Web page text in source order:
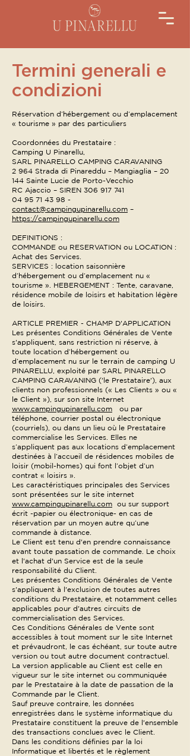
Termini generali e
condizioni
Réservation d’hébergement ou d’emplacement
« tourisme » par des particuliers
Coordonnées du Prestataire :
Camping U Pinarellu,
SARL PINARELLO CAMPING CARAVANING
2 964 Strada di Pinareddu – Mangiaglia – 20
144 Sainte Lucie de Porto-Vecchio
RC Ajaccio – SIREN 306 917 741
04 95 71 43 98 -
contact@campingupinarellu.com –
https://campingupinarellu.com
DEFINITIONS :
COMMANDE ou RESERVATION ou LOCATION :
Achat des Services.
SERVICES : location saisonnière
d’hébergement ou d’emplacement nu «
tourisme ». HEBERGEMENT : Tente, caravane,
résidence mobile de loisirs et habitation légère
de loisirs.
ARTICLE PREMIER - CHAMP D'APPLICATION
Les présentes Conditions Générales de Vente
s'appliquent, sans restriction ni réserve, à
toute location d’hébergement ou
d’emplacement nu sur le terrain de camping U
PINARELLU, exploité par SARL PINARELLO
CAMPING CARAVANING ('le Prestataire'), aux
clients non professionnels (« Les Clients » ou «
le Client »), sur son site Internet
www.campingupinarellu.com ou par
téléphone, courrier postal ou électronique
(courriels), ou dans un lieu où le Prestataire
commercialise les Services. Elles ne
s’appliquent pas aux locations d’emplacement
destinées à l’accueil de résidences mobiles de
loisir (mobil-homes) qui font l’objet d’un
contrat « loisirs ».
Les caractéristiques principales des Services
sont présentées sur le site internet
www.campingupinarellu.com ou sur support
écrit -papier ou électronique- en cas de
réservation par un moyen autre qu’une
commande à distance.
Le Client est tenu d'en prendre connaissance
avant toute passation de commande. Le choix
et l'achat d'un Service est de la seule
responsabilité du Client.
Les présentes Conditions Générales de Vente
s'appliquent à l'exclusion de toutes autres
conditions du Prestataire, et notamment celles
applicables pour d'autres circuits de
commercialisation des Services.
Ces Conditions Générales de Vente sont
accessibles à tout moment sur le site Internet
et prévaudront, le cas échéant, sur toute autre
version ou tout autre document contractuel.
La version applicable au Client est celle en
vigueur sur le site internet ou communiquée
par le Prestataire à la date de passation de la
Commande par le Client.
Sauf preuve contraire, les données
enregistrées dans le système informatique du
Prestataire constituent la preuve de l'ensemble
des transactions conclues avec le Client.
Dans les conditions définies par la loi
Informatique et libertés et le règlement